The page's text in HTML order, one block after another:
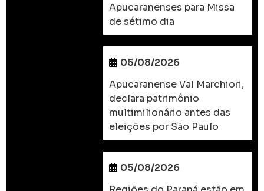
Apucaranenses para Missa
de sétimo dia
05/08/2026
Apucaranense Val Marchiori,
declara patrimônio
multimilionário antes das
eleições por São Paulo
05/08/2026